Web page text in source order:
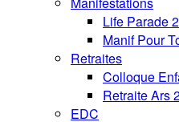
Life Parade
Manif Pour
Retraites
Colloque
Retraite Ars
EDC